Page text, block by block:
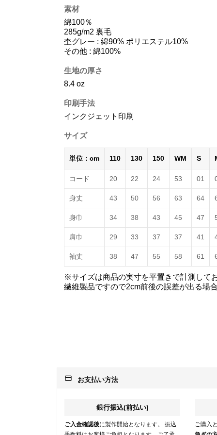
素材
綿100％
285g/m2 裏毛
杢グレー : 綿90% ポリエステル10%
その他 : 綿100%
生地の厚さ
8.4 oz
印刷手法
インクジェット印刷
サイズ
単位：cm 110 130 150 WM S
コード 20 22 24 53 01
身丈 43 50 56 63 64
身巾 34 38 43 45 47
肩巾 29 33 37 37 41
袖丈 38 47 55 58 61
※サイズは商品の実寸を平置きで計測して
繊維製品ですので2cm前後の誤差が出る場
payment お支払い方法
銀行振込(前払い)
ご入金確認後に製作開始となります。 振込
ご購入